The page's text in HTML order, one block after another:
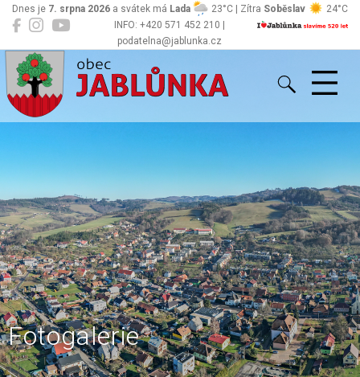
INFO: +420 571 452 210 |
podatelna@jablunka.cz
Dnes je 7. srpna 2026 a svátek má Lada 23°C | Zítra Soběslav 24°C
Jablůnka
Fotogalerie